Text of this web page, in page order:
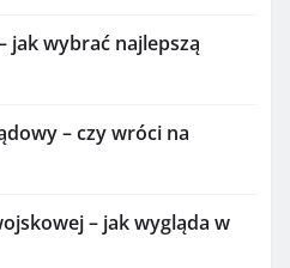
jak wybrać najlepszą
– czy wróci na
– jak wygląda w